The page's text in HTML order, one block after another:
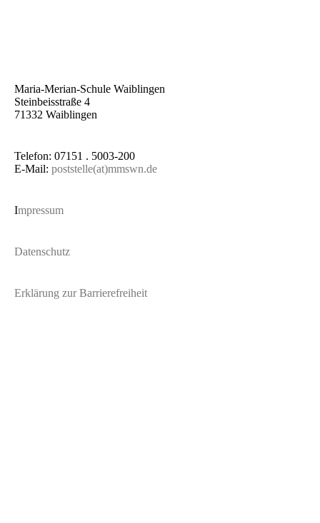
Maria-Merian-Schule Waiblingen
Steinbeisstraße 4
71332 Waiblingen
Telefon: 07151 . 5003-200
E-Mail: poststelle(at)mmswn.de
Impressum
Datenschutz
Erklärung zur Barrierefreiheit